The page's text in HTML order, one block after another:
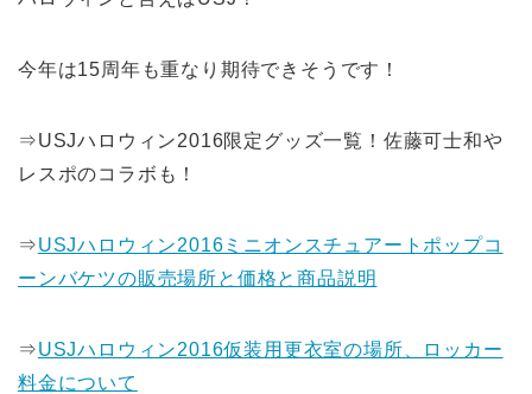
今年は15周年も重なり期待できそうです！
⇒USJハロウィン2016限定グッズ一覧！佐藤可士和や
レスポのコラボも！
⇒USJハロウィン2016ミニオンスチュアートポップコ
ーンバケツの販売場所と価格と商品説明
⇒USJハロウィン2016仮装用更衣室の場所、ロッカー
料金について